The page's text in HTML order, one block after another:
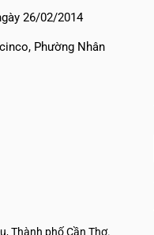
26/02/2014
Phường Nhân
Thành phố Cần Thơ.